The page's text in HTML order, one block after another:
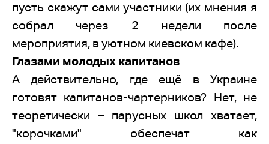
пусть скажут сами участники (их мнения я
собрал через 2 недели после
мероприятия, в уютном киевском кафе).
Глазами молодых капитанов
А действительно, где ещё в Украине
готовят капитанов-чартерников? Нет, не
теоретически – парусных школ хватает,
"корочками" обеспечат как